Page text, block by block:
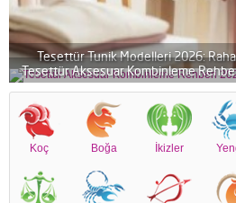
Tesettür Tunik Modelleri 2026:
Tesettür Aksesuar Kombinleme
Koç Boğa İkizler